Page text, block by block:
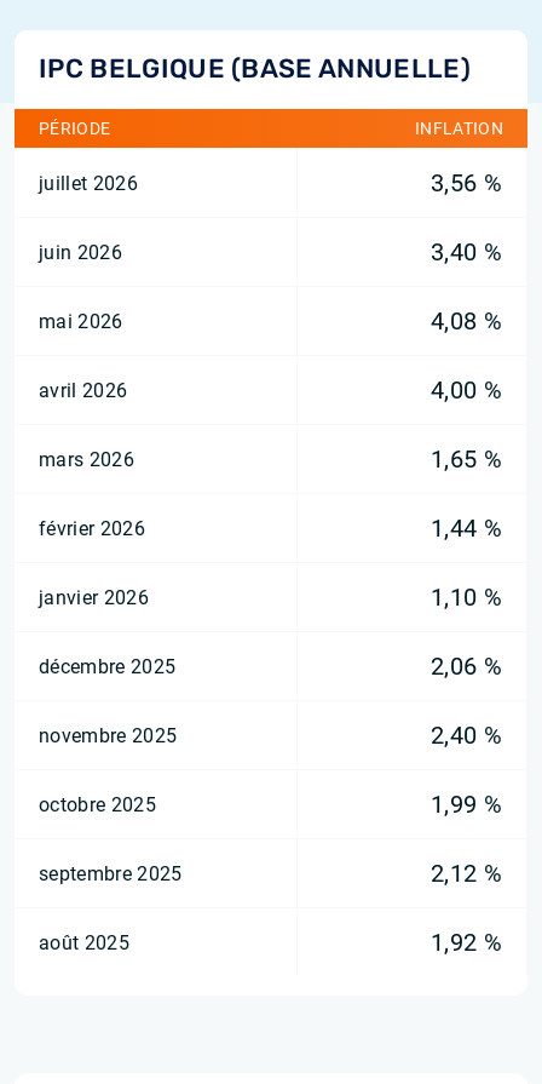
IPC BELGIQUE (BASE ANNUELLE)
PÉRIODE INFLATION
juillet 2026 3,56 %
juin 2026 3,40 %
mai 2026 4,08 %
avril 2026 4,00 %
mars 2026 1,65 %
février 2026 1,44 %
janvier 2026 1,10 %
décembre 2025 2,06 %
novembre 2025 2,40 %
octobre 2025 1,99 %
septembre 2025 2,12 %
août 2025 1,92 %